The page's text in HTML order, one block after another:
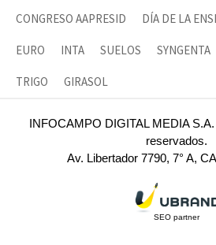
CONGRESO AAPRESID DÍA DE LA
EURO INTA SUELOS SYNGENTA
TRIGO GIRASOL
INFOCAMPO DIGITAL MEDIA
reservados.
Av. Libertador 7790, 7° A,
SEO partner